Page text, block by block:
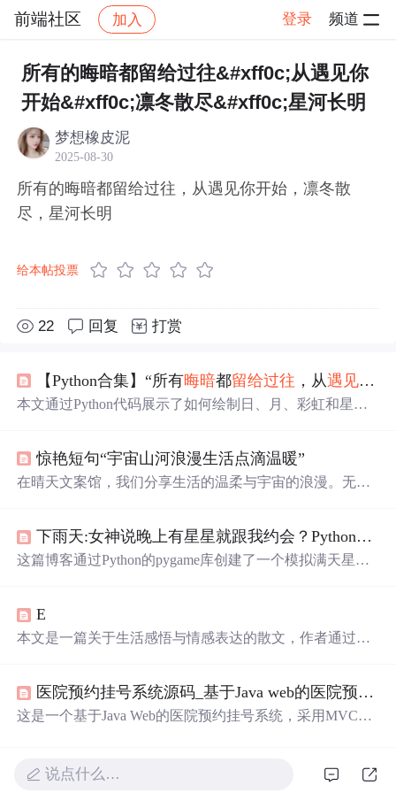
前端社区 加入 登录 频道
社区 前端社区 感慨 帖子详情
所有的晦暗都留给过往&#xff0c;从遇见你
开始&#xff0c;凛冬散尽&#xff0c;星河长明
梦想橡皮泥
2025-08-30
所有的晦暗都留给过往，从遇见你开始，凛冬散
尽，星河长明
给本帖投票
22 回复 打赏
【Python合集】“所有晦暗都留给过往 ，从遇见你开
本文通过Python代码展示了如何绘制日、月、彩虹和星光
的诗意句子，增添艺术气息。
惊艳短句“宇宙山河浪漫生活点滴温暖”
在晴天文案馆，我们分享生活的温柔与宇宙的浪漫。无论
予的礼物。
下雨天:女神说晚上有星星就跟我约会？Python带你绘制满天
这篇博客通过Python的pygame库创建了一个模拟满天星闪
动态移动，为编程爱好者提供了一次浪漫与技术的完美结
合。
E
本文是一篇关于生活感悟与情感表达的散文，作者通过诗
望。
医院预约挂号系统源码_基于Java web的医院预约挂号系统
这是一个基于Java Web的医院预约挂号系统，采用MVC设
功能。说点什么…